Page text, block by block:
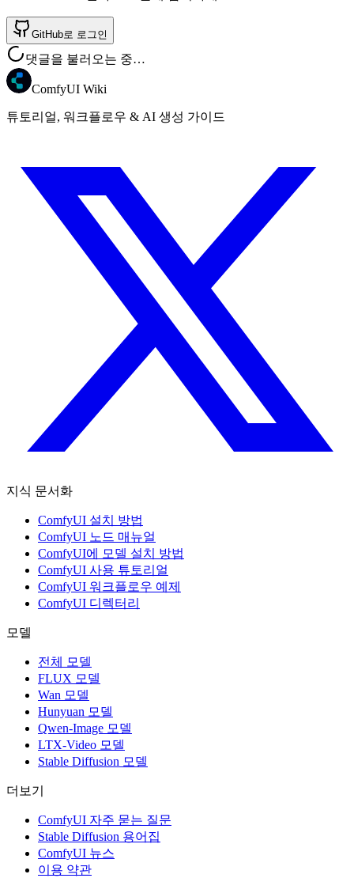
GitHub로 로그인
댓글을 불러오는 중…
ComfyUI Wiki
튜토리얼, 워크플로우 & AI 생성 가이드
지식 문서화
ComfyUI 설치 방법
ComfyUI 노드 매뉴얼
ComfyUI에 모델 설치 방법
ComfyUI 사용 튜토리얼
ComfyUI 워크플로우 예제
ComfyUI 디렉터리
모델
전체 모델
FLUX 모델
Wan 모델
Hunyuan 모델
Qwen-Image 모델
LTX-Video 모델
Stable Diffusion 모델
더보기
ComfyUI 자주 묻는 질문
Stable Diffusion 용어집
ComfyUI 뉴스
이용 약관